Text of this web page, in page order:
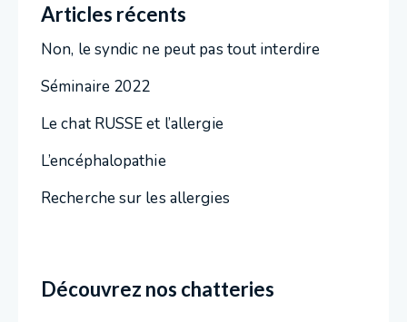
Articles récents
Non, le syndic ne peut pas tout interdire
Séminaire 2022
Le chat RUSSE et l’allergie
L’encéphalopathie
Recherche sur les allergies
Découvrez nos chatteries